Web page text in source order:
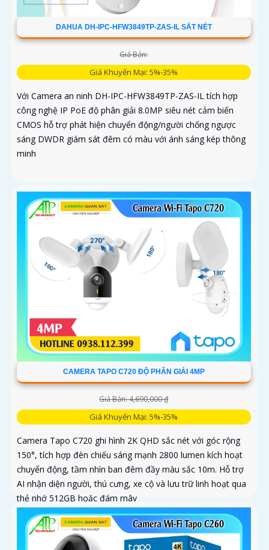
DAHUA DH-IPC-HFW3849TP-ZAS-IL SẮT NÉT
Giá Bán:
Giá Khuyến Mại: 5%-35%
Với Camera an ninh DH-IPC-HFW3849TP-ZAS-IL tích hợp
công nghệ IP PoE độ phân giải 8.0MP siêu nét cảm biến
CMOS hỗ trợ phát hiện chuyển động/người chống ngược
sáng DWDR giám sát đêm có màu với ánh sáng kép thông
minh
CAMERA TAPO C720 ĐỘ PHÂN GIẢI 4MP
Giá Bán: 4,690,000 ₫
Giá Khuyến Mại: 5%-35%
Camera Tapo C720 ghi hình 2K QHD sắc nét với góc rộng
150°, tích hợp đèn chiếu sáng mạnh 2800 lumen kích hoạt
chuyển động, tầm nhìn ban đêm đầy màu sắc 10m. Hỗ trợ
AI nhận diện người, thú cưng, xe cộ và lưu trữ linh hoạt qua
thẻ nhớ 512GB hoặc đám mây